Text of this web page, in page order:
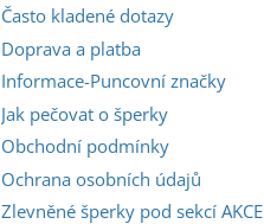
Často kladené dotazy
Doprava a platba
Informace-Puncovní značky
Jak pečovat o šperky
Obchodní podmínky
Ochrana osobních údajů
Zlevněné šperky pod sekcí AKCE